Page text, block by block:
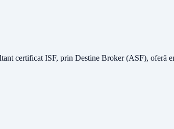
certificat ISF, prin Destine Broker (ASF), oferă